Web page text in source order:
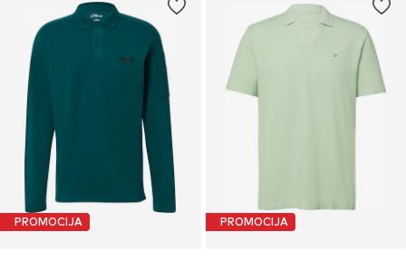
PROMOCIJA PROMOCIJA